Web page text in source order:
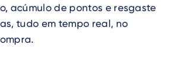
acúmulo de pontos e resgaste
tudo em tempo real, no